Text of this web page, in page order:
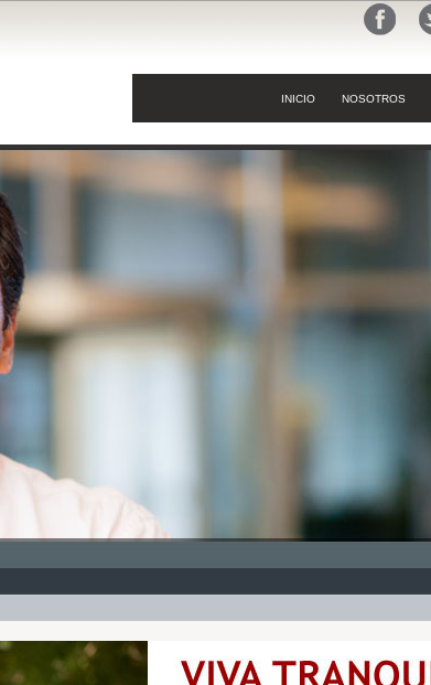
INICIO NOSOTROS